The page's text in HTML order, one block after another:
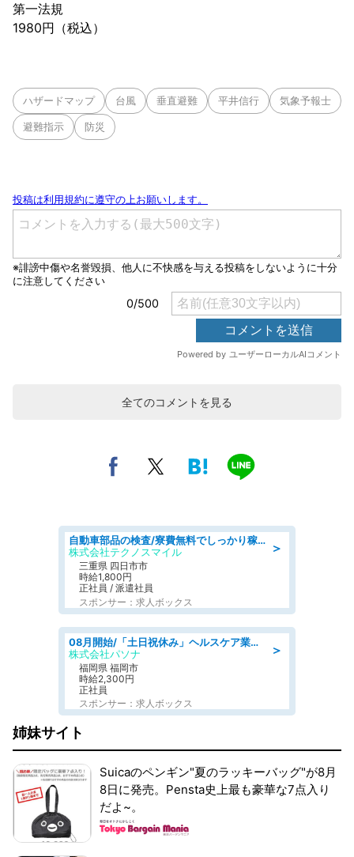
第一法規
1980円（税込）
ハザードマップ 台風 垂直避難 平井信行 気象予報士
避難指示 防災
全てのコメントを見る
＞
自動車部品の検査/寮費無料でしっかり稼げる denso aichi
株式会社テクノスマイル
三重県 四日市市
時給1,800円
正社員 / 派遣社員
スポンサー：求人ボックス
＞
08月開始/「土日祝休み」ヘルスケア業界の産業保健師/高時給/未経験OK/要資格:保健師、正看護師
株式会社パソナ
福岡県 福岡市
時給2,300円
正社員
スポンサー：求人ボックス
姉妹サイト
Suicaのペンギン"夏のラッキーバッグ"が8月
8日に発売。Pensta史上最も豪華な7点入り
だよ~。